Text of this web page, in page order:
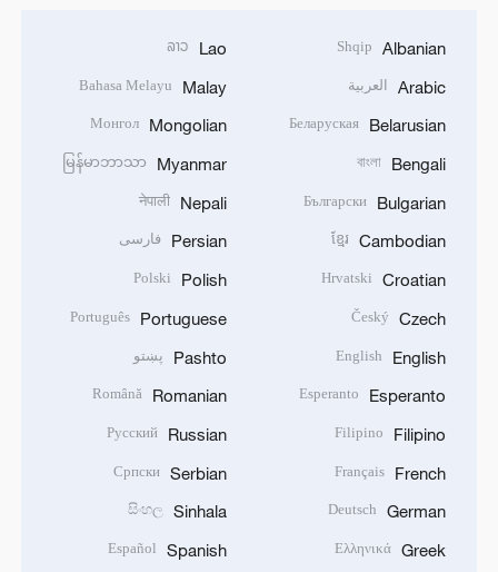
Albanian
Shqip
Arabic العربية
Belarusian
Беларуская
Bengali
বাংলা
Bulgarian
Български
Cambodian
ខ្មែរ
Croatian
Hrvatski
Czech
Český
English
English
Esperanto
Esperanto
Filipino
Filipino
French
Français
German
Deutsch
Greek
Ελληνικά
Lao
ລາວ
Malay
Bahasa Melayu
Mongolian
Монгол
Myanmar
မြန်မာဘာသာ
Nepali
नेपाली
Persian فارسی
Polish
Polski
Portuguese
Português
Pashto پښتو
Romanian
Română
Russian
Русский
Serbian
Српски
Sinhala
සිංහල
Spanish
Español